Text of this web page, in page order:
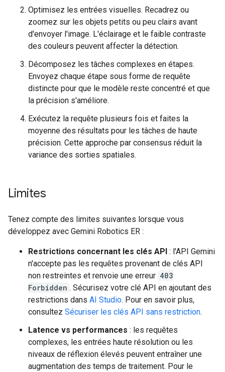
Optimisez les entrées visuelles. Recadrez ou
zoomez sur les objets petits ou peu clairs avant
d'envoyer l'image. L'éclairage et le faible contraste
des couleurs peuvent affecter la détection.
Décomposez les tâches complexes en étapes.
Envoyez chaque étape sous forme de requête
distincte pour que le modèle reste concentré et que
la précision s'améliore.
Exécutez la requête plusieurs fois et faites la
moyenne des résultats pour les tâches de haute
précision. Cette approche par consensus réduit la
variance des sorties spatiales.
Limites
Tenez compte des limites suivantes lorsque vous
développez avec Gemini Robotics ER :
Restrictions concernant les clés API : l'API Gemini
n'accepte pas les requêtes provenant de clés API
non restreintes et renvoie une erreur 403
Forbidden . Sécurisez votre clé API en ajoutant des
restrictions dans AI Studio. Pour en savoir plus,
consultez Sécuriser les clés API sans restriction.
Latence vs performances : les requêtes
complexes, les entrées haute résolution ou les
niveaux de réflexion élevés peuvent entraîner une
augmentation des temps de traitement. Pour le